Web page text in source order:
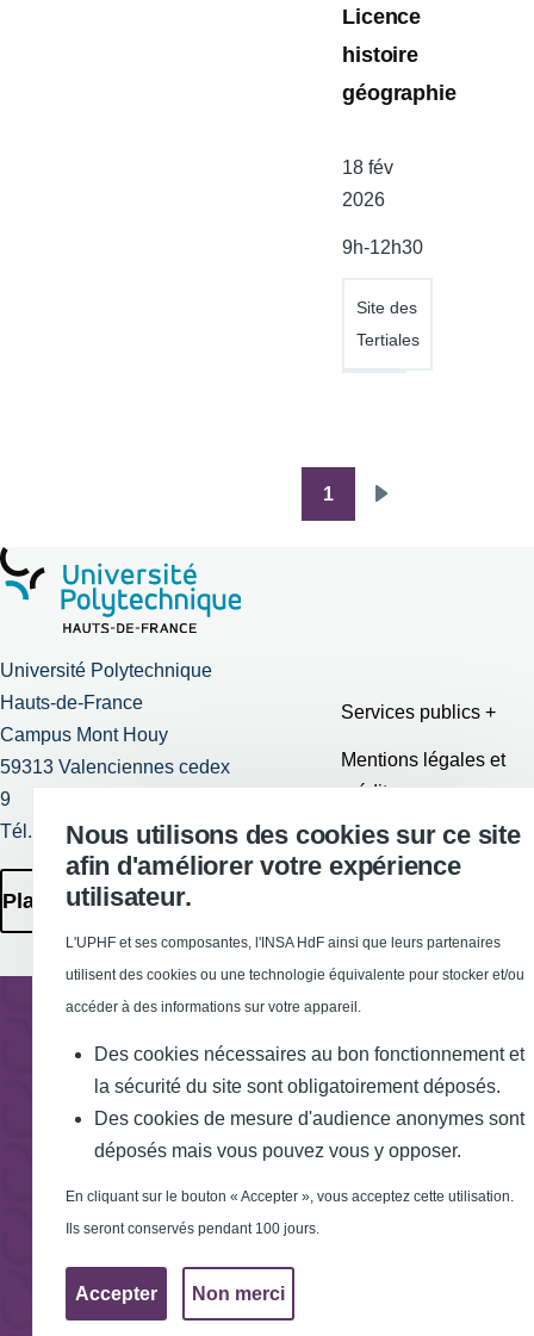
Licence
histoire
géographie
Date
de
18 fév
2026
9h-12h30
Site des
Tertiales
Pagination
1
Université Polytechnique
Hauts-de-France
Campus Mont Houy
59313 Valenciennes cedex
9
Tél. : 03 27 51 12 34
Plan des Campus
Services publics +
Mentions légales et
crédits
Requête
d'amélioration
Nous utilisons des cookies sur ce site
afin d'améliorer votre expérience
utilisateur.
L'UPHF et ses composantes, l'INSA HdF ainsi que leurs partenaires
utilisent des cookies ou une technologie équivalente pour stocker et/ou
accéder à des informations sur votre appareil.
Des cookies nécessaires au bon fonctionnement et
la sécurité du site sont obligatoirement déposés.
Des cookies de mesure d'audience anonymes sont
déposés mais vous pouvez vous y opposer.
En cliquant sur le bouton « Accepter », vous acceptez cette utilisation.
Ils seront conservés pendant 100 jours.
Accepter Non merci